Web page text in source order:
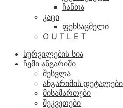
ჩანთა
კაცი
ფეხსაცმელი
O U T L E T
სურვილების სია
ჩემი ანგარიში
შესვლა
ანგარიშის დეტალები
მისამართები
შეკვეთები